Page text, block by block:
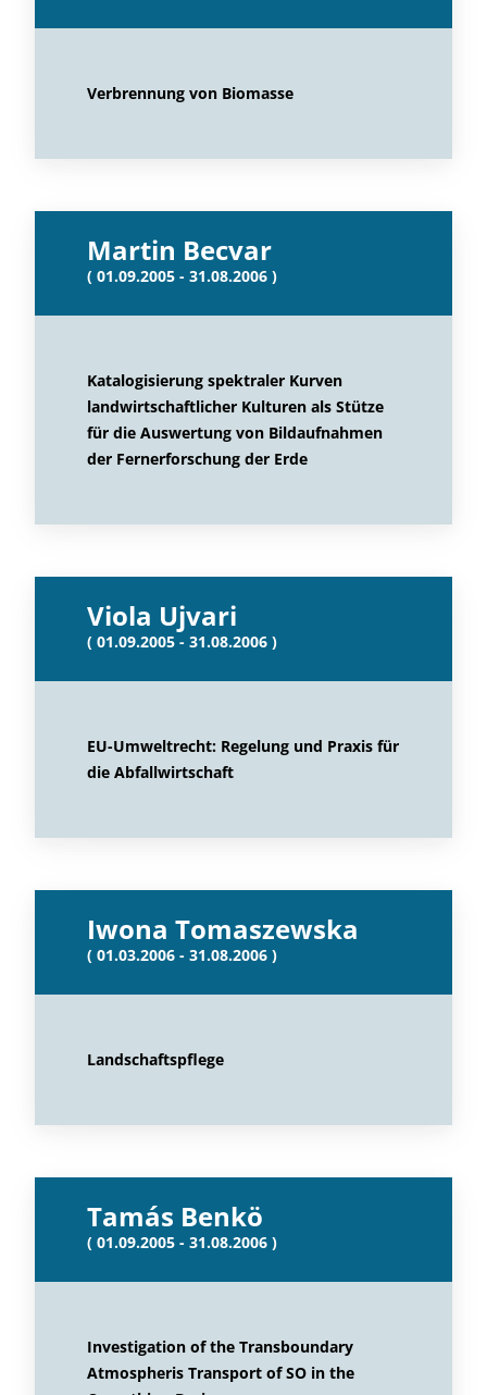
Verbrennung von Biomasse
Martin Becvar
( 01.09.2005 - 31.08.2006 )
Katalogisierung spektraler Kurven
landwirtschaftlicher Kulturen als Stütze
für die Auswertung von Bildaufnahmen
der Fernerforschung der Erde
Viola Ujvari
( 01.09.2005 - 31.08.2006 )
EU-Umweltrecht: Regelung und Praxis für
die Abfallwirtschaft
Iwona Tomaszewska
( 01.03.2006 - 31.08.2006 )
Landschaftspflege
Tamás Benkö
( 01.09.2005 - 31.08.2006 )
Investigation of the Transboundary
Atmospheris Transport of SO in the